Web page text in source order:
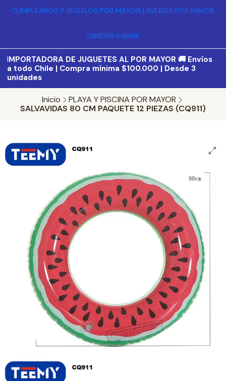
CUMPLEAÑOS Y REGALOS POR MAYORLLAVEROS POR MAYOR
LIBRERIA KAWAII
IMPORTADORA DE JUGUETES AL POR MAYOR 🚚 Envíos
a todo Chile | Compra mínima $100.000 | Desde 3
unidades
Inicio
PLAYA Y PISCINA POR MAYOR
SALVAVIDAS 80 CM PAQUETE 12 PIEZAS (CQ911)